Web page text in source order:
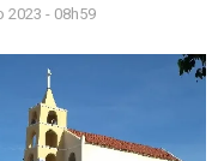
2023 - 08h59